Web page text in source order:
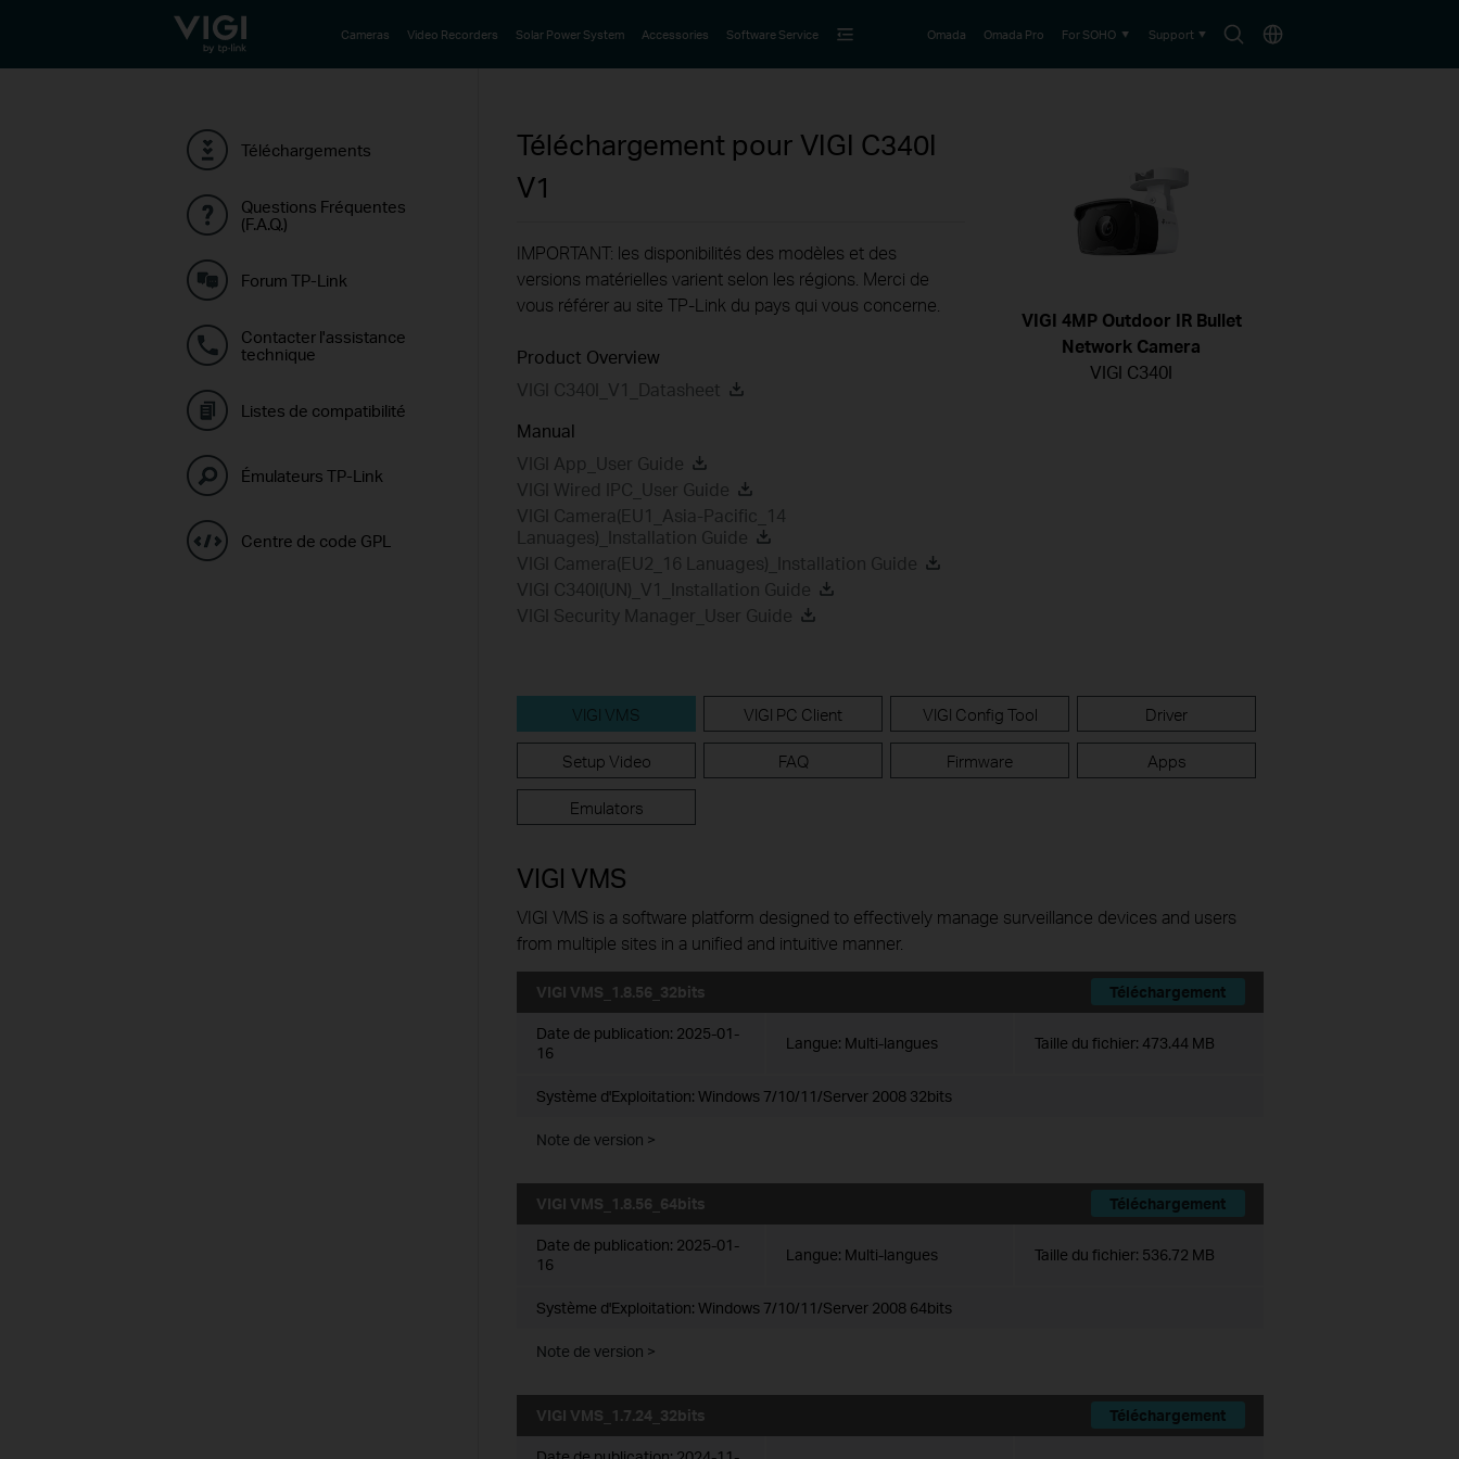
TP-Link, Reliably Smart
SearchChoose
Cameras Video Recorders Solar Power System Accessories Software Service Omada Omada Pro For SOHO Support
Téléchargements
Questions Fréquentes
(F.A.Q.)
Forum TP-Link
Contacter l'assistance
technique
Listes de compatibilité
Émulateurs TP-Link
Centre de code GPL
Téléchargement pour VIGI C340I
V1
IMPORTANT: les disponibilités des modèles et des
versions matérielles varient selon les régions. Merci de
vous référer au site TP-Link du pays qui vous concerne.
Product Overview
VIGI C340I_V1_Datasheet
Manual
VIGI App_User Guide
VIGI Wired IPC_User Guide
VIGI Camera(EU1_Asia-Pacific_14
Lanuages)_Installation Guide
VIGI Camera(EU2_16 Lanuages)_Installation Guide
VIGI C340I(UN)_V1_Installation Guide
VIGI Security Manager_User Guide
VIGI 4MP Outdoor IR Bullet
Network Camera
VIGI C340I
VIGI VMS VIGI PC Client VIGI Config Tool Driver
Setup Video FAQ Firmware Apps
Emulators
VIGI VMS
VIGI VMS is a software platform designed to effectively manage surveillance devices and users
from multiple sites in a unified and intuitive manner.
VIGI VMS_1.8.56_32bits Téléchargement
Date de publication: 2025-01-
16
Langue: Multi-langues Taille du fichier: 473.44 MB
Système d'Exploitation: Windows 7/10/11/Server 2008 32bits
Note de version >
VIGI VMS_1.8.56_64bits Téléchargement
Date de publication: 2025-01-
16
Langue: Multi-langues Taille du fichier: 536.72 MB
Système d'Exploitation: Windows 7/10/11/Server 2008 64bits
Note de version >
VIGI VMS_1.7.24_32bits Téléchargement